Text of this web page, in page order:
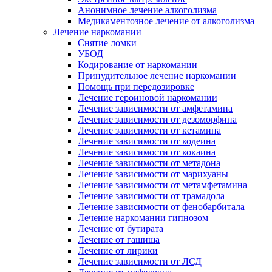
Анонимное лечение алкоголизма
Медикаментозное лечение от алкоголизма
Лечение наркомании
Снятие ломки
УБОД
Кодирование от наркомании
Принудительное лечение наркомании
Помощь при передозировке
Лечение героиновой наркомании
Лечение зависимости от амфетамина
Лечение зависимости от дезоморфина
Лечение зависимости от кетамина
Лечение зависимости от кодеина
Лечение зависимости от кокаина
Лечение зависимости от метадона
Лечение зависимости от марихуаны
Лечение зависимости от метамфетамина
Лечение зависимости от трамадола
Лечение зависимости от фенобарбитала
Лечение наркомании гипнозом
Лечение от бутирата
Лечение от гашиша
Лечение от лирики
Лечение зависимости от ЛСД